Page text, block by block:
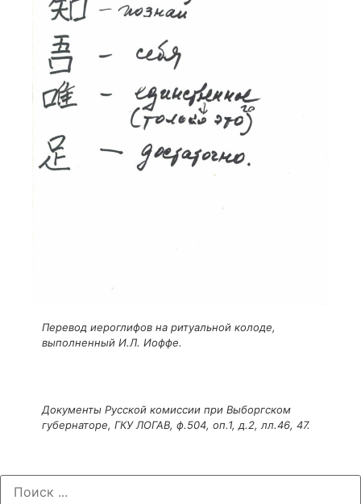
Перевод иероглифов на ритуальной колоде,
выполненный И.Л. Иоффе.
Документы Русской комиссии при Выборгском
губернаторе, ГКУ ЛОГАВ, ф.504, оп.1, д.2, лл.46, 47.
Search